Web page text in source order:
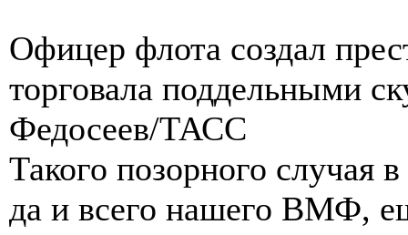
Офицер флота создал
торговала поддельными
Федосеев/ТАСС
Такого позорного случая
да и всего нашего ВМФ,